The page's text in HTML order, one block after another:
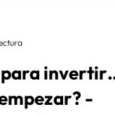
invertir…